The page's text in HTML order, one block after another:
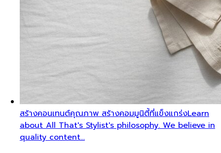
สร้างคอนเทนต์คุณภาพ สร้างคอมมูนิตี้ที่แข็งแกร่งLearn
about All That's Stylist's philosophy. We believe in
quality content…